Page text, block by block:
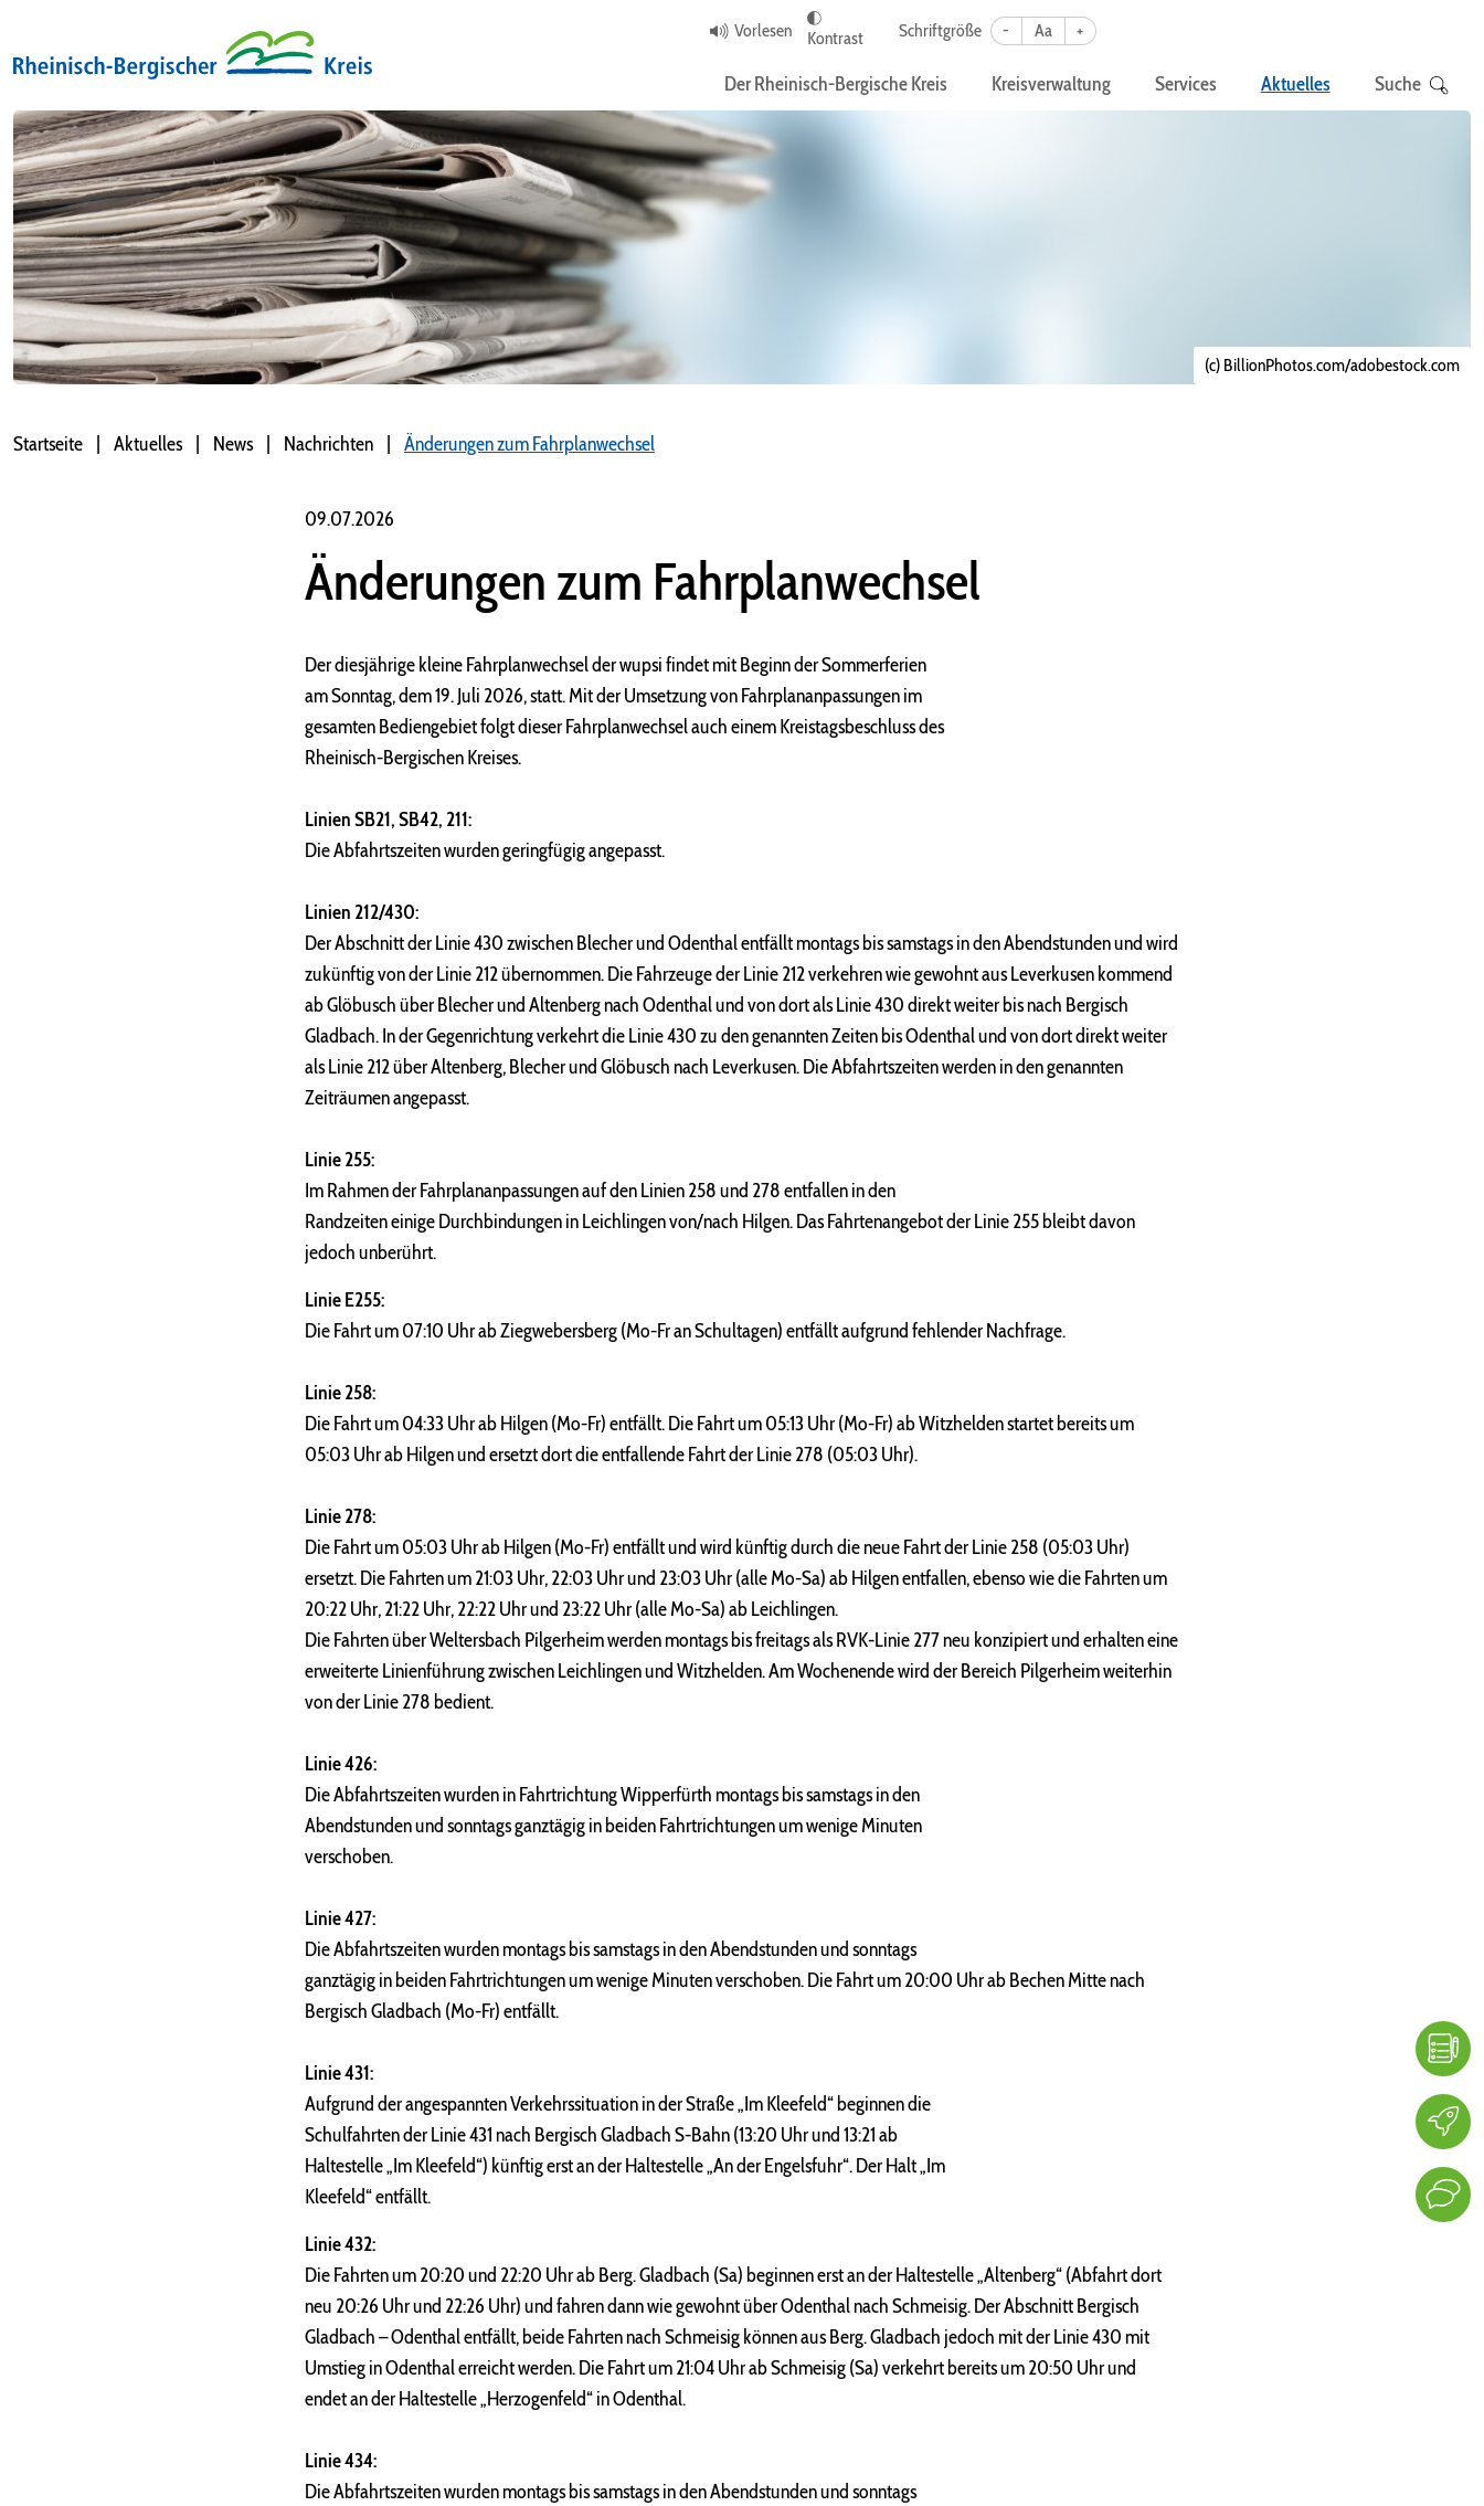
Vorlesen Kontrast Schriftgröße - Aa +
Der Rheinisch-Bergische Kreis Kreisverwaltung Services Aktuelles Suche
(c) BillionPhotos.com/adobestock.com
Startseite Aktuelles News Nachrichten Änderungen zum Fahrplanwechsel
09.07.2026
Änderungen zum Fahrplanwechsel
Der diesjährige kleine Fahrplanwechsel der wupsi findet mit Beginn der Sommerferien
am Sonntag, dem 19. Juli 2026, statt. Mit der Umsetzung von Fahrplananpassungen im
gesamten Bediengebiet folgt dieser Fahrplanwechsel auch einem Kreistagsbeschluss des
Rheinisch-Bergischen Kreises.
Linien SB21, SB42, 211:
Die Abfahrtszeiten wurden geringfügig angepasst.
Linien 212/430:
Der Abschnitt der Linie 430 zwischen Blecher und Odenthal entfällt montags bis samstags in den Abendstunden und wird
zukünftig von der Linie 212 übernommen. Die Fahrzeuge der Linie 212 verkehren wie gewohnt aus Leverkusen kommend
ab Glöbusch über Blecher und Altenberg nach Odenthal und von dort als Linie 430 direkt weiter bis nach Bergisch
Gladbach. In der Gegenrichtung verkehrt die Linie 430 zu den genannten Zeiten bis Odenthal und von dort direkt weiter
als Linie 212 über Altenberg, Blecher und Glöbusch nach Leverkusen. Die Abfahrtszeiten werden in den genannten
Zeiträumen angepasst.
Linie 255:
Im Rahmen der Fahrplananpassungen auf den Linien 258 und 278 entfallen in den
Randzeiten einige Durchbindungen in Leichlingen von/nach Hilgen. Das Fahrtenangebot der Linie 255 bleibt davon
jedoch unberührt.
Linie E255:
Die Fahrt um 07:10 Uhr ab Ziegwebersberg (Mo-Fr an Schultagen) entfällt aufgrund fehlender Nachfrage.
Linie 258:
Die Fahrt um 04:33 Uhr ab Hilgen (Mo-Fr) entfällt. Die Fahrt um 05:13 Uhr (Mo-Fr) ab Witzhelden startet bereits um
05:03 Uhr ab Hilgen und ersetzt dort die entfallende Fahrt der Linie 278 (05:03 Uhr).
Linie 278:
Die Fahrt um 05:03 Uhr ab Hilgen (Mo-Fr) entfällt und wird künftig durch die neue Fahrt der Linie 258 (05:03 Uhr)
ersetzt. Die Fahrten um 21:03 Uhr, 22:03 Uhr und 23:03 Uhr (alle Mo-Sa) ab Hilgen entfallen, ebenso wie die Fahrten um
20:22 Uhr, 21:22 Uhr, 22:22 Uhr und 23:22 Uhr (alle Mo-Sa) ab Leichlingen.
Die Fahrten über Weltersbach Pilgerheim werden montags bis freitags als RVK-Linie 277 neu konzipiert und erhalten eine
erweiterte Linienführung zwischen Leichlingen und Witzhelden. Am Wochenende wird der Bereich Pilgerheim weiterhin
von der Linie 278 bedient.
Linie 426:
Die Abfahrtszeiten wurden in Fahrtrichtung Wipperfürth montags bis samstags in den
Abendstunden und sonntags ganztägig in beiden Fahrtrichtungen um wenige Minuten
verschoben.
Linie 427:
Die Abfahrtszeiten wurden montags bis samstags in den Abendstunden und sonntags
ganztägig in beiden Fahrtrichtungen um wenige Minuten verschoben. Die Fahrt um 20:00 Uhr ab Bechen Mitte nach
Bergisch Gladbach (Mo-Fr) entfällt.
Linie 431:
Aufgrund der angespannten Verkehrssituation in der Straße „Im Kleefeld“ beginnen die
Schulfahrten der Linie 431 nach Bergisch Gladbach S-Bahn (13:20 Uhr und 13:21 ab
Haltestelle „Im Kleefeld“) künftig erst an der Haltestelle „An der Engelsfuhr“. Der Halt „Im
Kleefeld“ entfällt.
Linie 432:
Die Fahrten um 20:20 und 22:20 Uhr ab Berg. Gladbach (Sa) beginnen erst an der Haltestelle „Altenberg“ (Abfahrt dort
neu 20:26 Uhr und 22:26 Uhr) und fahren dann wie gewohnt über Odenthal nach Schmeisig. Der Abschnitt Bergisch
Gladbach – Odenthal entfällt, beide Fahrten nach Schmeisig können aus Berg. Gladbach jedoch mit der Linie 430 mit
Umstieg in Odenthal erreicht werden. Die Fahrt um 21:04 Uhr ab Schmeisig (Sa) verkehrt bereits um 20:50 Uhr und
endet an der Haltestelle „Herzogenfeld“ in Odenthal.
Linie 434:
Die Abfahrtszeiten wurden montags bis samstags in den Abendstunden und sonntags